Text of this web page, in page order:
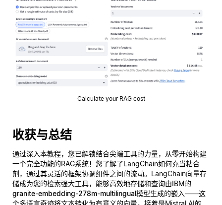
Calculate your RAG cost
收获与总结
通过深入本教程，您已解锁结合尖端工具的力量，从零开始构建
一个完全功能的RAG系统！您了解了LangChain如何充当粘合
剂，通过其灵活的框架协调组件之间的流动。LangChain向量存
储成为您的检索强大工具，能够高效地存储和查询由IBM的
granite-embedding-278m-multilingual模型生成的嵌入——这
个多语言奇迹将文本转化为有意义的向量。接着是Mistral AI的